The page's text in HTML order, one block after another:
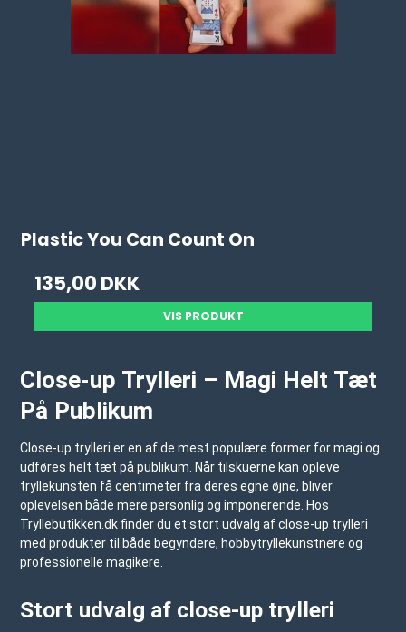
Plastic You Can Count On
135,00 DKK
VIS PRODUKT
Close-up Trylleri – Magi Helt Tæt
På Publikum
Close-up trylleri er en af de mest populære former for magi og
udføres helt tæt på publikum. Når tilskuerne kan opleve
tryllekunsten få centimeter fra deres egne øjne, bliver
oplevelsen både mere personlig og imponerende. Hos
Tryllebutikken.dk finder du et stort udvalg af close-up trylleri
med produkter til både begyndere, hobbytryllekunstnere og
professionelle magikere.
Stort udvalg af close-up trylleri